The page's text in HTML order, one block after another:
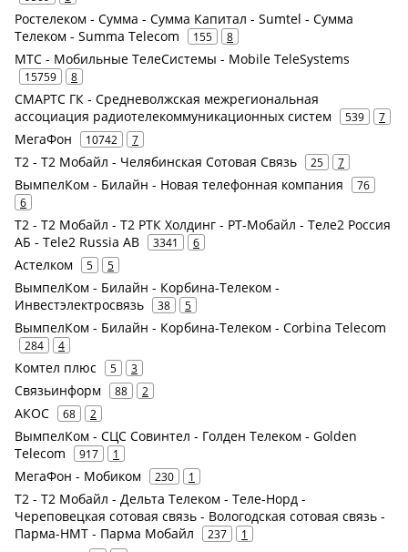
Ростелеком - Сумма - Сумма Капитал - Sumtel - Сумма
Телеком - Summa Telecom
155 8
МТС - Мобильные ТелеСистемы - Mobile TeleSystems
15759 8
СМАРТС ГК - Средневолжская межрегиональная
ассоциация радиотелекоммуникационных систем
539 7
МегаФон 10742 7
Т2 - Т2 Мобайл - Челябинская Сотовая Связь 25 7
ВымпелКом - Билайн - Новая телефонная компания
76
6
Т2 - Т2 Мобайл - Т2 РТК Холдинг - РТ-Мобайл - Теле2 Россия
АБ - Tele2 Russia AB
3341 6
Астелком 5 5
ВымпелКом - Билайн - Корбина-Телеком -
Инвестэлектросвязь
38 5
ВымпелКом - Билайн - Корбина-Телеком - Corbina Telecom
284 4
Комтел плюс 5 3
Связьинформ 88 2
АКОС 68 2
ВымпелКом - СЦС Совинтел - Голден Телеком - Golden
Telecom
917 1
МегаФон - Мобиком 230 1
Т2 - Т2 Мобайл - Дельта Телеком - Теле-Норд -
Череповецкая сотовая связь - Вологодская сотовая связь -
Парма-НМТ - Парма Мобайл
237 1